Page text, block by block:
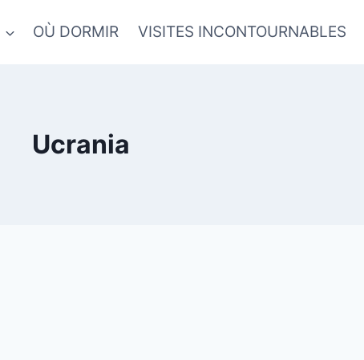
OÙ DORMIR VISITES INCONTOURNABLES
Ucrania